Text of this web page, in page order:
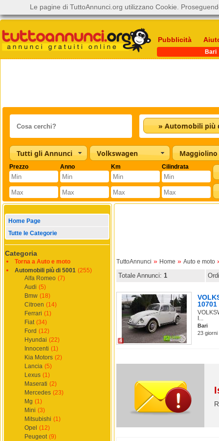
Pubblicità
Bari
Tutti gli Annunci Volkswagen Maggiolino
Prezzo Anno Km Cilindrata
Home Page
Tutte le Categorie
Categoria
Torna a Auto e moto
Automobili più di 5001 (255)
Alfa Romeo (7)
Audi (5)
Bmw (18)
Citroen (14)
Ferrari (1)
Fiat (34)
Ford (12)
Hyundai (22)
Innocenti (1)
Kia Motors (2)
Lancia (5)
Lexus (1)
Maserati (2)
Mercedes (23)
Mg (1)
Mini (3)
Mitsubishi (1)
Opel (12)
Peugeot (9)
TuttoAnnunci » Home » Auto e moto
Totale Annunci: 1
4
10701
I...
Bari
23 giorni
Le pagine di TuttoAnnunci.org utilizzano Cookie.